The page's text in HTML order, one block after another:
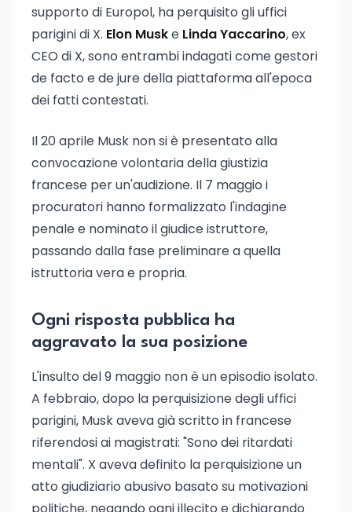
supporto di Europol, ha perquisito gli uffici
parigini di X. Elon Muske Linda Yaccarino, ex
CEO di X, sono entrambi indagati come gestori
de facto e de jure della piattaforma all'epoca
dei fatti contestati.
Il 20 aprile Musk non si è presentato alla
convocazione volontaria della giustizia
francese per un'audizione. Il 7 maggio i
procuratori hanno formalizzato l'indagine
penale e nominato il giudice istruttore,
passando dalla fase preliminare a quella
istruttoria vera e propria.
Ogni risposta pubblica ha
aggravato la sua posizione
L'insulto del 9 maggio non è un episodio isolato.
A febbraio, dopo la perquisizione degli uffici
parigini, Musk aveva già scritto in francese
riferendosi ai magistrati: "Sono dei ritardati
mentali". X aveva definito la perquisizione un
atto giudiziario abusivo basato su motivazioni